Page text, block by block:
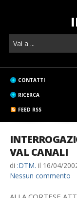
CONTATTI
RICERCA
FEED RSS
VAL CANALI
di :DTM. il 16/04/
Nessun commento